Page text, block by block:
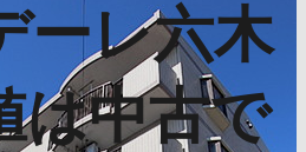
ーレ六木
は中古で